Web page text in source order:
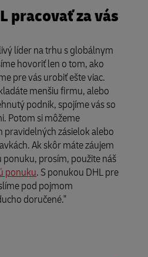
pracovať za vás
líder na trhu s globálnym
hovoriť len o tom, ako
pre vás urobiť ešte viac.
menšiu firmu, alebo
podnik, spojíme vás so
Potom si môžeme
zásielok alebo
Ak skôr máte záujem
prosím, použite náš
ponuku. S ponukou DHL pre
pod pojmom
doručené."